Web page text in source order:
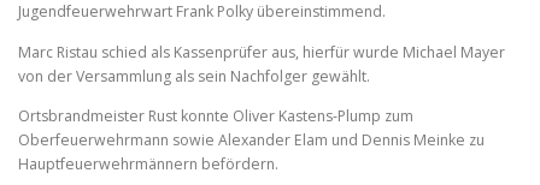
Jugendfeuerwehrwart Frank Polky übereinstimmend.
Marc Ristau schied als Kassenprüfer aus, hierfür wurde Michael Mayer
von der Versammlung als sein Nachfolger gewählt.
Ortsbrandmeister Rust konnte Oliver Kastens-Plump zum
Oberfeuerwehrmann sowie Alexander Elam und Dennis Meinke zu
Hauptfeuerwehrmännern befördern.